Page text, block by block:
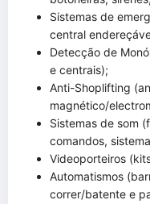
Sistemas de
central
Detecção de
e centrais);
Anti-Shoplifting
magnético/
Sistemas de som
comandos,
Videoporteiros
Automatismos
correr/batente e